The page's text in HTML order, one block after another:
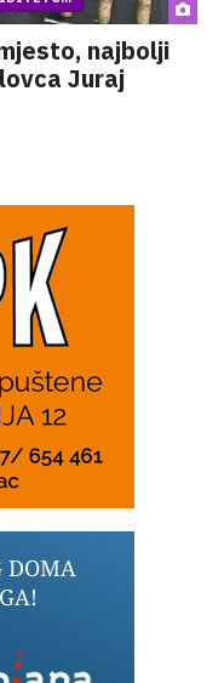
najbolji
Juraj